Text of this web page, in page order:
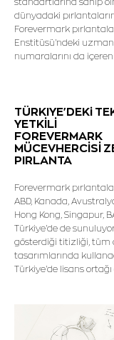
dünyadaki
Forevermark
Enstitüsü'ndeki
numaralarını da
TÜRKIYE'DEKi
YETKİLİ
FOREVERMARK
MÜCEVHERCİSİ
PIRLANTA
Forevermark
ABD, Kanada,
Hong Kong, Singapur,
Türkiye'de de
gösterdiği titizliği, tüm
tasarımlarında
Türkiye'de lisans ortağı